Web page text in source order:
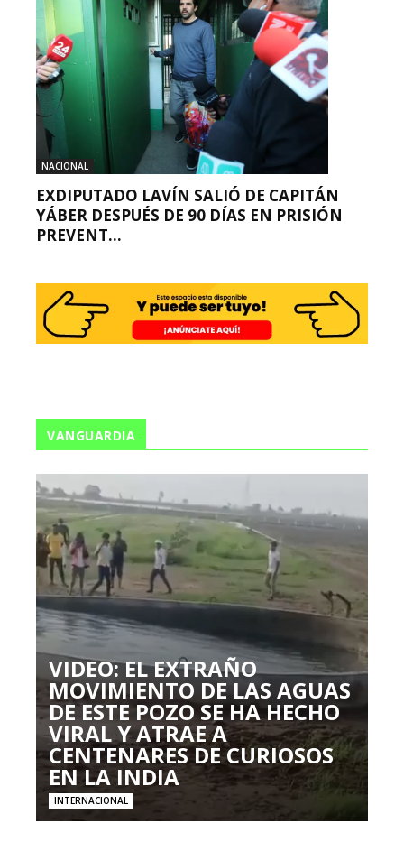
NACIONAL
EXDIPUTADO LAVÍN SALIÓ DE CAPITÁN
YÁBER DESPUÉS DE 90 DÍAS EN PRISIÓN
PREVENT...
VANGUARDIA
VIDEO: EL EXTRAÑO
MOVIMIENTO DE LAS AGUAS
DE ESTE POZO SE HA HECHO
VIRAL Y ATRAE A
CENTENARES DE CURIOSOS
EN LA INDIA
INTERNACIONAL